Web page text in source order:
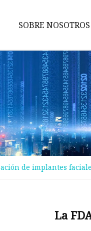
SOBRE NOSOTROS
de implantes
La